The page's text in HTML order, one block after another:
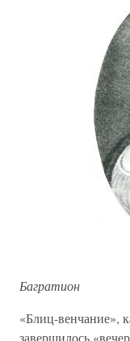
Багратион
«Блиц-венчание»,
завершилось